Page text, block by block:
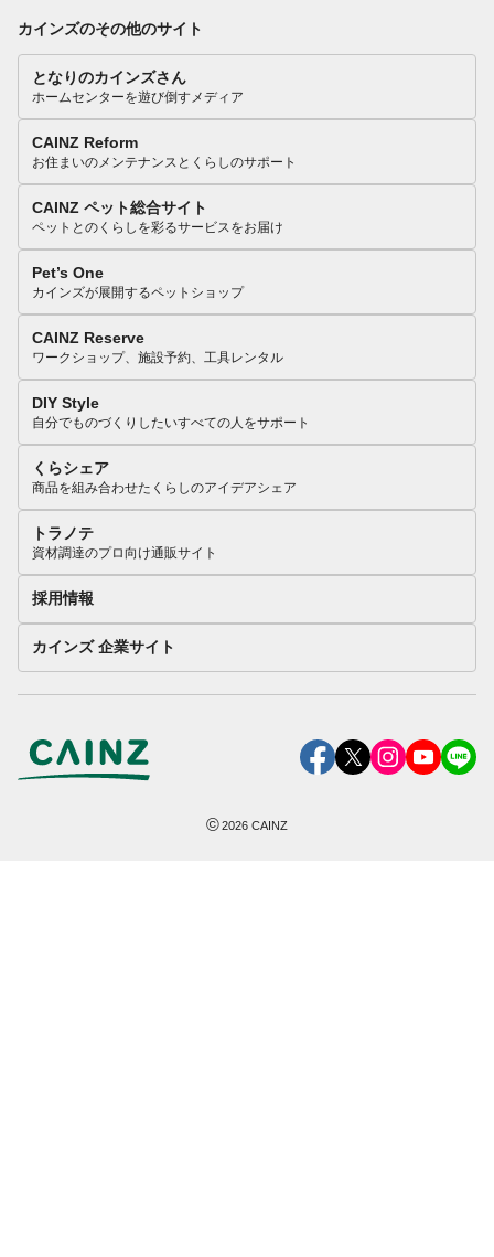
カインズのその他のサイト
となりのカインズさん
ホームセンターを遊び倒すメディア
CAINZ Reform
お住まいのメンテナンスとくらしのサポート
CAINZ ペット総合サイト
ペットとのくらしを彩るサービスをお届け
Pet’s One
カインズが展開するペットショップ
CAINZ Reserve
ワークショップ、施設予約、工具レンタル
DIY Style
自分でものづくりしたいすべての人をサポート
くらシェア
商品を組み合わせたくらしのアイデアシェア
トラノテ
資材調達のプロ向け通販サイト
採用情報
カインズ 企業サイト
©2026 CAINZ